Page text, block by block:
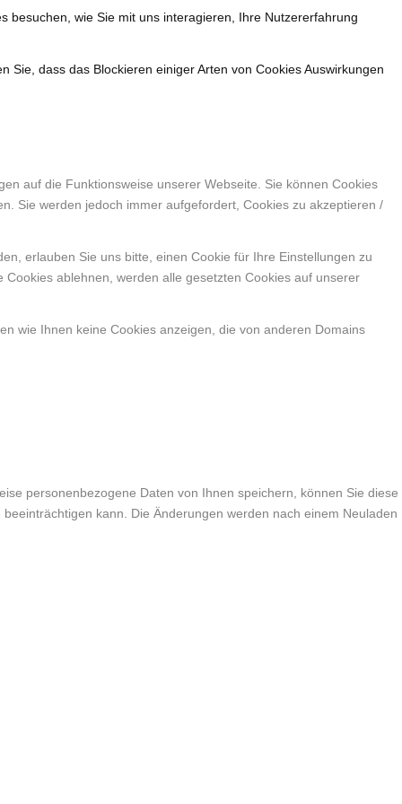
besuchen, wie Sie mit uns interagieren, Ihre Nutzererfahrung
dass das Blockieren einiger Arten von Cookies Auswirkungen
auf die Funktionsweise unserer Webseite. Sie können Cookies
Sie werden jedoch immer aufgefordert, Cookies zu akzeptieren /
erlauben Sie uns bitte, einen Cookie für Ihre Einstellungen zu
ablehnen, werden alle gesetzten Cookies auf unserer
wie Ihnen keine Cookies anzeigen, die von anderen Domains
personenbezogene Daten von Ihnen speichern, können Sie diese
kann. Die Änderungen werden nach einem Neuladen